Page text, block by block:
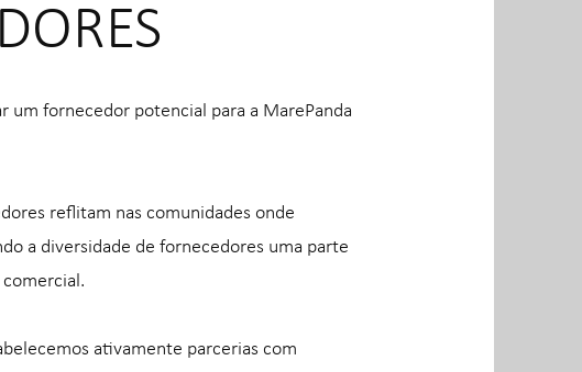
um fornecedor potencial para a MarePanda
reflitam nas comunidades onde
a diversidade de fornecedores uma parte
ativamente parcerias com